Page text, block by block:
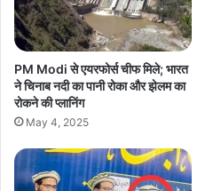
PM Modi से एयरफोर्स चीफ मिले; भारत
ने चिनाब नदी का पानी रोका और झेलम का
रोकने की प्लानिंग
May 4, 2025